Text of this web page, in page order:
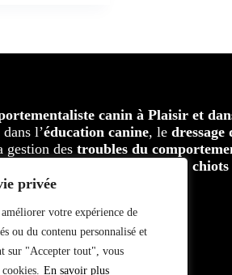
privée
votre expérience de
ou du contenu personnalisé et
sur "Accepter tout", vous
En savoir plus
canin à Plaisir et
l’éducation canine, le dressage
gestion des troubles du
et balades éducatives
, pour chiots